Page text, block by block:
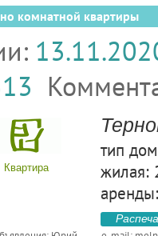
комнатной квартиры
Квартира
тип
жилая: